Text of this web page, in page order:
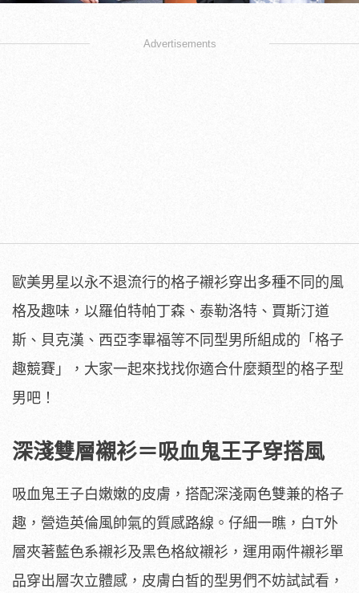
Advertisements
歐美男星以永不退流行的格子襯衫穿出多種不同的風
格及趣味，以羅伯特帕丁森、泰勒洛特、賈斯汀道
斯、貝克漢、西亞李畢福等不同型男所組成的「格子
趣競賽」，大家一起來找找你適合什麼類型的格子型
男吧！
深淺雙層襯衫＝吸血鬼王子穿搭風
吸血鬼王子白嫩嫩的皮膚，搭配深淺兩色雙兼的格子
趣，營造英倫風帥氣的質感路線。仔細一瞧，白T外
層夾著藍色系襯衫及黑色格紋襯衫，運用兩件襯衫單
品穿出層次立體感，皮膚白皙的型男們不妨試試看，